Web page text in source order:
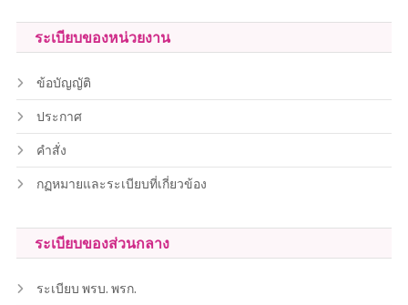
ระเบียบของหน่วยงาน
ข้อบัญญัติ
ประกาศ
คำสั่ง
กฏหมายและระเบียบที่เกี่ยวข้อง
ระเบียบของส่วนกลาง
ระเบียบ พรบ. พรก.